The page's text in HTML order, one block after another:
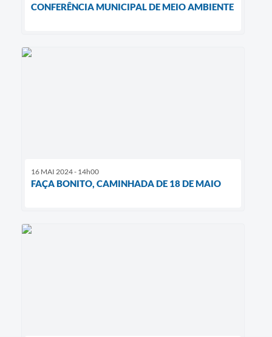
CONFERÊNCIA MUNICIPAL DE MEIO AMBIENTE
16 MAI 2024 - 14h00
FAÇA BONITO, CAMINHADA DE 18 DE MAIO